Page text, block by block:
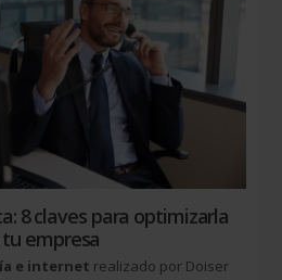
8 claves para optimizarla
empresa
e internet realizado por Doiser